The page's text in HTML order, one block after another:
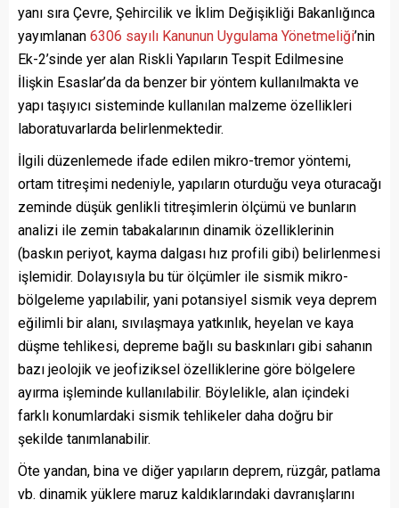
yanı sıra Çevre, Şehircilik ve İklim Değişikliği Bakanlığınca
yayımlanan 6306 sayılı Kanunun Uygulama Yönetmeliği’nin
Ek-2’sinde yer alan Riskli Yapıların Tespit Edilmesine
İlişkin Esaslar’da da benzer bir yöntem kullanılmakta ve
yapı taşıyıcı sisteminde kullanılan malzeme özellikleri
laboratuvarlarda belirlenmektedir.
İlgili düzenlemede ifade edilen mikro-tremor yöntemi,
ortam titreşimi nedeniyle, yapıların oturduğu veya oturacağı
zeminde düşük genlikli titreşimlerin ölçümü ve bunların
analizi ile zemin tabakalarının dinamik özelliklerinin
(baskın periyot, kayma dalgası hız profili gibi) belirlenmesi
işlemidir. Dolayısıyla bu tür ölçümler ile sismik mikro-
bölgeleme yapılabilir, yani potansiyel sismik veya deprem
eğilimli bir alanı, sıvılaşmaya yatkınlık, heyelan ve kaya
düşme tehlikesi, depreme bağlı su baskınları gibi sahanın
bazı jeolojik ve jeofiziksel özelliklerine göre bölgelere
ayırma işleminde kullanılabilir. Böylelikle, alan içindeki
farklı konumlardaki sismik tehlikeler daha doğru bir
şekilde tanımlanabilir.
Öte yandan, bina ve diğer yapıların deprem, rüzgâr, patlama
vb. dinamik yüklere maruz kaldıklarındaki davranışlarını